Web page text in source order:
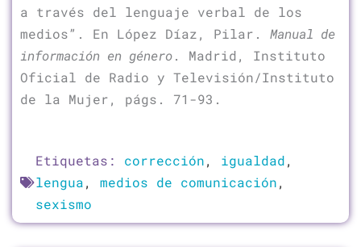
a través del lenguaje verbal de los
medios”. En López Díaz, Pilar. Manual de
información en género. Madrid, Instituto
Oficial de Radio y Televisión/Instituto
de la Mujer, págs. 71-93.
Etiquetas: corrección, igualdad,
lengua, medios de comunicación,
sexismo